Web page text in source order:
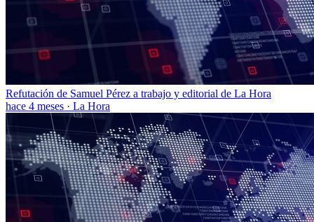
Refutación de Samuel Pérez a trabajo y editorial de La Hora
hace 4 meses · La Hora